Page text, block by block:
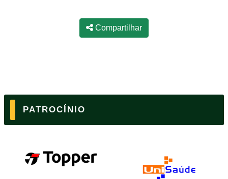
Compartilhar
PATROCÍNIO